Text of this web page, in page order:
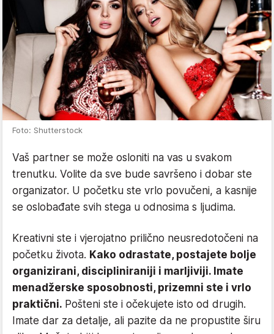
Foto: Shutterstock
Vaš partner se može osloniti na vas u svakom
trenutku. Volite da sve bude savršeno i dobar ste
organizator. U početku ste vrlo povučeni, a kasnije
se oslobađate svih stega u odnosima s ljudima.
Kreativni ste i vjerojatno prilično neusredotočeni na
početku života. Kako odrastate, postajete bolje
organizirani, discipliniraniji i marljiviji. Imate
menadžerske sposobnosti, prizemni ste i vrlo
praktični. Pošteni ste i očekujete isto od drugih.
Imate dar za detalje, ali pazite da ne propustite širu